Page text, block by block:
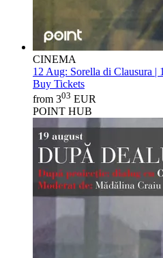
CINEMA
12 Aug: Sorella di Clausura |
Buy Tickets
from 303 EUR
POINT HUB